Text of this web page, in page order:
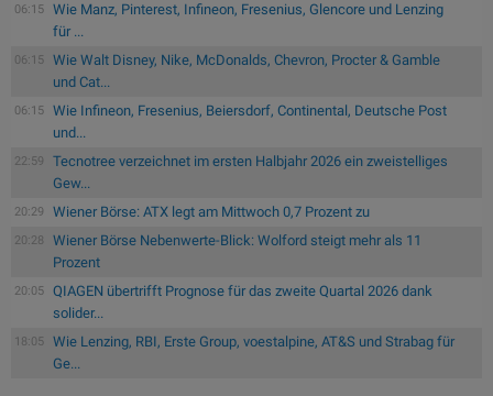
06:15
Wie Manz, Pinterest, Infineon, Fresenius, Glencore und Lenzing
für ...
06:15
Wie Walt Disney, Nike, McDonalds, Chevron, Procter & Gamble
und Cat...
06:15
Wie Infineon, Fresenius, Beiersdorf, Continental, Deutsche Post
und...
22:59
Tecnotree verzeichnet im ersten Halbjahr 2026 ein zweistelliges
Gew...
20:29 Wiener Börse: ATX legt am Mittwoch 0,7 Prozent zu
20:28
Wiener Börse Nebenwerte-Blick: Wolford steigt mehr als 11
Prozent
20:05
QIAGEN übertrifft Prognose für das zweite Quartal 2026 dank
solider...
18:05
Wie Lenzing, RBI, Erste Group, voestalpine, AT&S und Strabag für
Ge...